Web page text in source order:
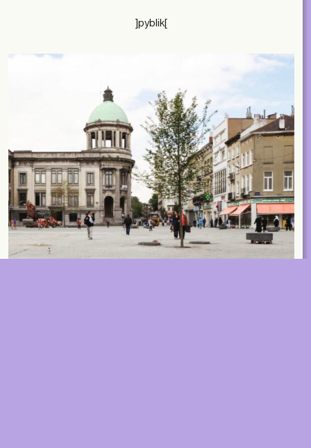
]pyblik[
LIBRARY
MAGAZINES
EVENTS
ABOUT
ACCOUNT
SHOP
SUBSCRIBE
NL
EN FR
Contact
2026 © A+ Architects in Belgium Algemene verkoopvoorwaarden
Privacybeleid